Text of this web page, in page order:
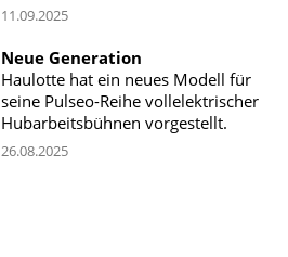
11.09.2025
Neue Generation
Haulotte hat ein neues Modell für
seine Pulseo-Reihe vollelektrischer
Hubarbeitsbühnen vorgestellt.
26.08.2025